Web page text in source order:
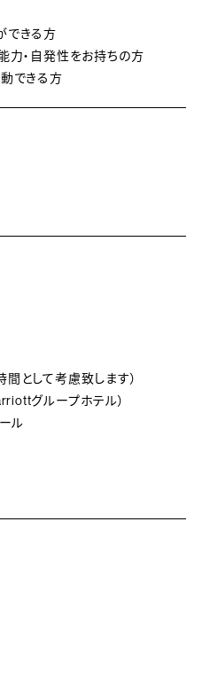
できる方
力・自発性をお持ちの方
できる方
として考慮致します）
グループホテル）
ル